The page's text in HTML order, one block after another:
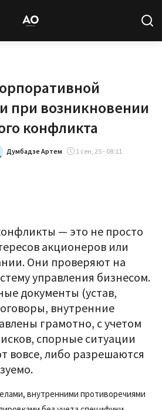
при возникновении
конфликта
Думбадзе Артем
1 сен, 25 - 08:11
— это не просто
акционеров или
Они проверяют на
управления бизнесом.
документы (устав,
внутренние
грамотно, с учетом
спорные ситуации
вовсе, либо разрешаются
внутренними противоречиями